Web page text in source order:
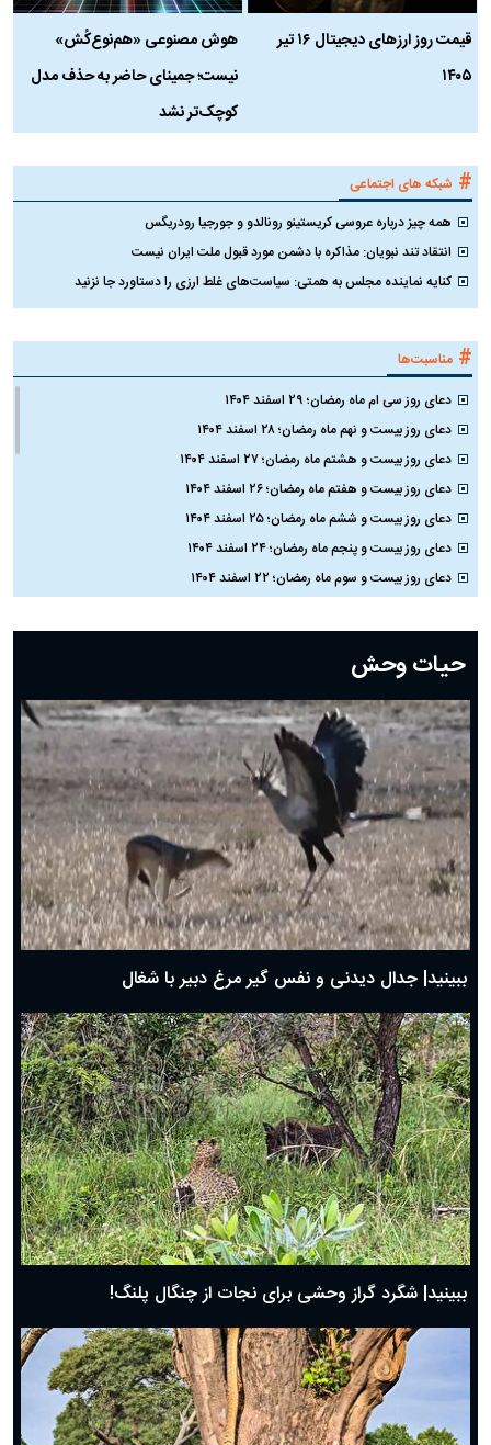
قیمت روز ارز‌های دیجیتال ۱۶ تیر
۱۴۰۵
هوش مصنوعی «هم‌نوع‌کُش»
نیست؛ جمینای حاضر به حذف مدل
کوچک‌تر نشد
# شبکه های اجتماعی
همه چیز درباره عروسی کریستینو رونالدو و جورجیا رودریگس
انتقاد تند نبویان: مذاکره با دشمن مورد قبول ملت ایران نیست
کنایه نماینده مجلس به همتی: سیاست‌های غلط ارزی را دستاورد جا نزنید
# مناسبت‌ها
دعای روز سی ام ماه رمضان؛ ۲۹ اسفند ۱۴۰۴
دعای روز بیست و نهم ماه رمضان؛ ۲۸ اسفند ۱۴۰۴
دعای روز بیست و هشتم ماه رمضان؛ ۲۷ اسفند ۱۴۰۴
دعای روز بیست و هفتم ماه رمضان؛ ۲۶ اسفند ۱۴۰۴
دعای روز بیست و ششم ماه رمضان؛ ۲۵ اسفند ۱۴۰۴
دعای روز بیست و پنجم ماه رمضان؛ ۲۴ اسفند ۱۴۰۴
دعای روز بیست و سوم ماه رمضان؛ ۲۲ اسفند ۱۴۰۴
دعای روز بیستم ماه رمضان؛ ۱۹ اسفند ۱۴۰۴
دعای روز هشتم ماه مبارک رمضان؛ ۷ اسفند ماه ۱۴۰۴
دعای روز هفتم ماه رمضان؛ ۶ اسفند ۱۴۰۴
دعای روز ششم ماه رمضان؛ ۵ اسفند ۱۴۰۴
دعای روز پنجم ماه رمضان؛ ۴ اسفند ۱۴۰۴
دعای روز چهارم ماه مبارک رمضان؛ ۳ اسفند ۱۴۰۴
دعای روز سوم ماه مبارک رمضان؛ ۱۴ اسفند ۱۴۰۴
دعای روز دوم ماه مبارک رمضان ۱ اسفند ماه ۱۴۰۴
دعای روز اول ماه مبارک رمضان، ۳۰ بهمن ۱۴۰۴
حضرت زینب(س) چگونه از دنیا رفت؟
بهترین پیامک تبریک روز پدر ۱۴۰۴؛ جملات زیبا و صمیمانه
حیات وحش
ببینید| جدال دیدنی و نفس گیر مرغ دبیر با شغال
ببینید| شگرد گراز وحشی برای نجات از چنگال پلنگ!